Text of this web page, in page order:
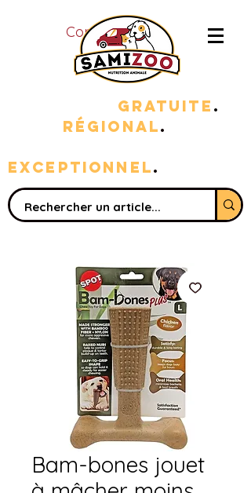
Connexion
GRATUITE .
RÉGIONAL.
EXCEPTIONNEL.
Bam-bones jouet